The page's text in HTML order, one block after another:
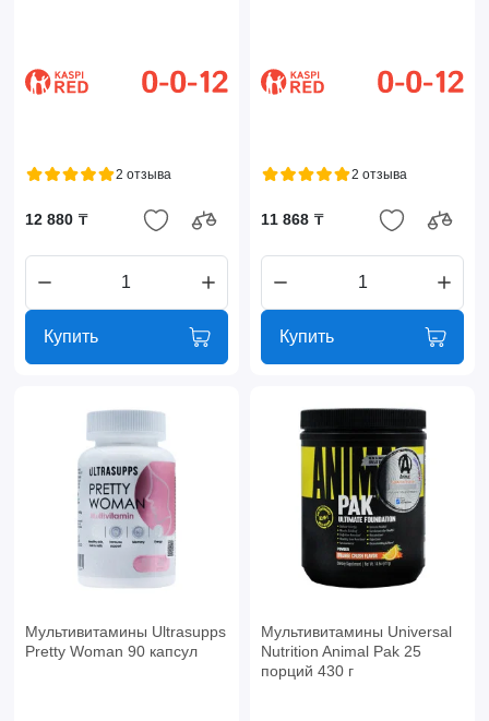
2 отзыва
12 880 ₸
Купить
2 отзыва
11 868 ₸
Купить
Мультивитамины Ultrasupps
Pretty Woman 90 капсул
Мультивитамины Universal
Nutrition Animal Pak 25
порций 430 г